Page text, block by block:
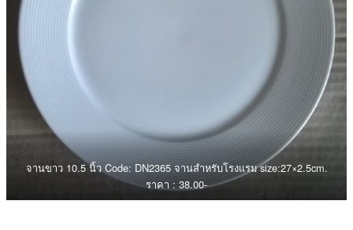
จานขาว 10.5 นิ้ว Code: DN2365 จานสำหรับโรงแรม size:27×2.5cm.
ราคา : 38.00-